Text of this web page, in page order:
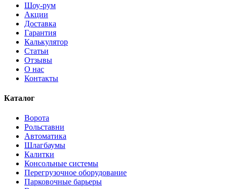
Шоу-рум
Акции
Доставка
Гарантия
Калькулятор
Статьи
Отзывы
О нас
Контакты
Каталог
Ворота
Рольставни
Автоматика
Шлагбаумы
Калитки
Консольные системы
Перегрузочное оборудование
Парковочные барьеры